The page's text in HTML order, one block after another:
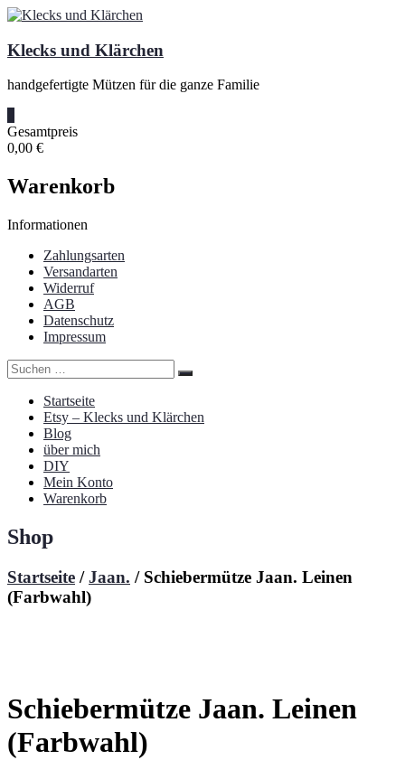
Zum
springen
Klecks und Klärchen
handgefertigte Mützen für die ganze Familie
Gesamtpreis
0,00 €
Warenkorb
Informationen
Zahlungsarten
Versandarten
Widerruf
AGB
Datenschutz
Impressum
Startseite
Etsy – Klecks und Klärchen
Blog
über mich
DIY
Mein Konto
Warenkorb
Shop
Startseite /Jaan. / Schiebermütze Jaan. Leinen
(Farbwahl)
Schiebermütze Jaan. Leinen
(Farbwahl)